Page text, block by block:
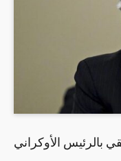
بالرئيس الأوكراني